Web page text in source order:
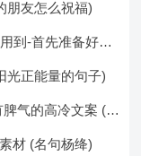
朋友怎么祝福)
到-首先准备好最
好45张的不同图
光正能量的句子)
气的高冷文案 (成
材 (名句杨绛)